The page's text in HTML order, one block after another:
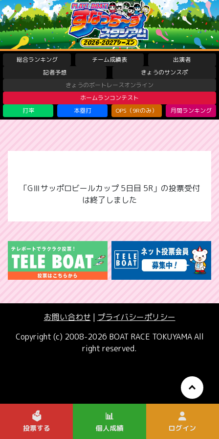
総合ランキング チーム成績表
出演者
記者予想
きょうのサンスポ
きょうのボートレースオンライン
ホームランコンテスト
打率
本塁打 OPS（9Rのみ） 月間ランキング
「GⅢサッポロビールカップ 5日目 5R」の投票受付
は終了しました
お問い合わせ | プライバシーポリシー
Copyright (c) 2008-2026 BOAT RACE TOKUYAMA All
right reserved.
🗳️
投票する
📊
個人成績 ログイン